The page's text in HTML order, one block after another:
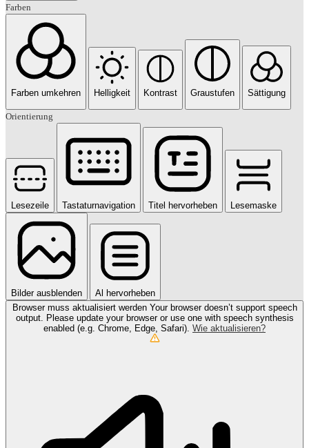
Farben
Farben umkehren Helligkeit Kontrast Graustufen Sättigung
Orientierung
Lesezeile Tastaturnavigation Titel hervorheben Lesemaske
Bilder ausblenden
Al hervorheben
Browser muss aktualisiert werden Your browser doesn’t support speech
output. Please update your browser or use one with speech synthesis
enabled (e.g. Chrome, Edge, Safari). Wie aktualisieren?